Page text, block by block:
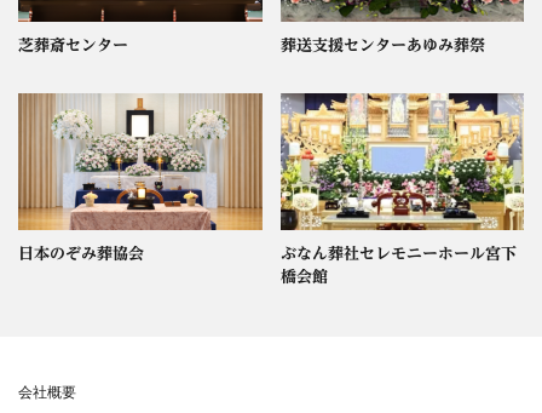
芝葬斎センター 葬送支援センターあゆみ葬祭
日本のぞみ葬協会
ぶなん葬社セレモニーホール宮下
橋会館
会社概要